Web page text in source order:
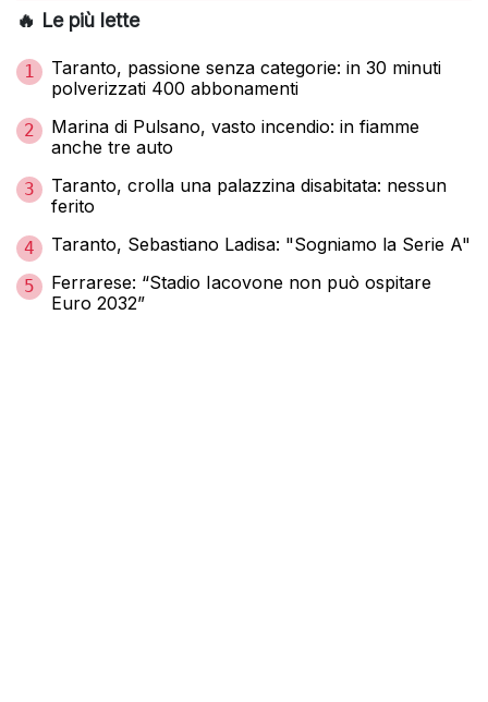
🔥 Le più lette
1
Taranto, passione senza categorie: in 30 minuti
polverizzati 400 abbonamenti
2
Marina di Pulsano, vasto incendio: in fiamme
anche tre auto
3
Taranto, crolla una palazzina disabitata: nessun
ferito
4 Taranto, Sebastiano Ladisa: "Sogniamo la Serie A"
5
Ferrarese: “Stadio Iacovone non può ospitare
Euro 2032”